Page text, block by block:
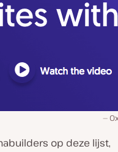
op deze lijst,